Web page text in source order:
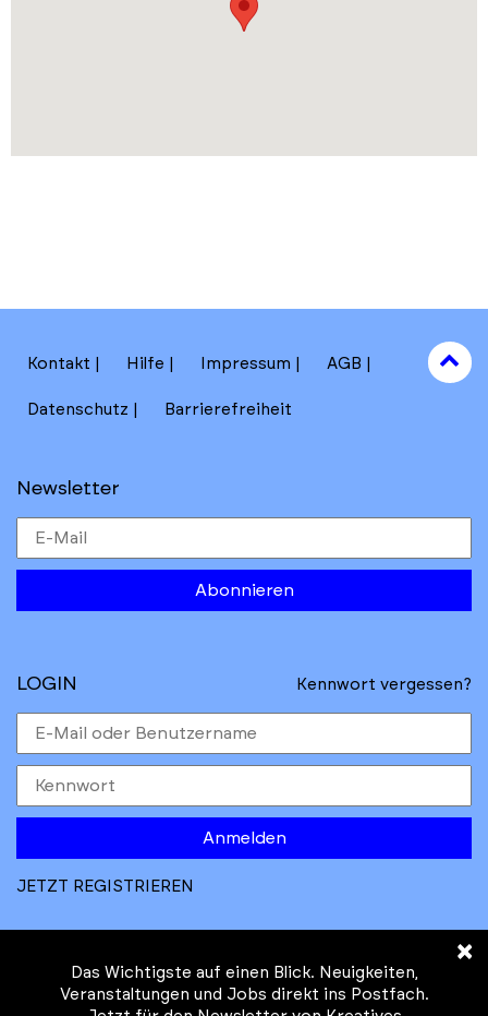
Kontakt Hilfe Impressum AGB
Datenschutz Barrierefreiheit
Newsletter
Abonnieren
to
top
LOGIN Kennwort vergessen?
Anmelden
JETZT REGISTRIEREN
×
Das Wichtigste auf einen Blick. Neuigkeiten,
Veranstaltungen und Jobs direkt ins Postfach.